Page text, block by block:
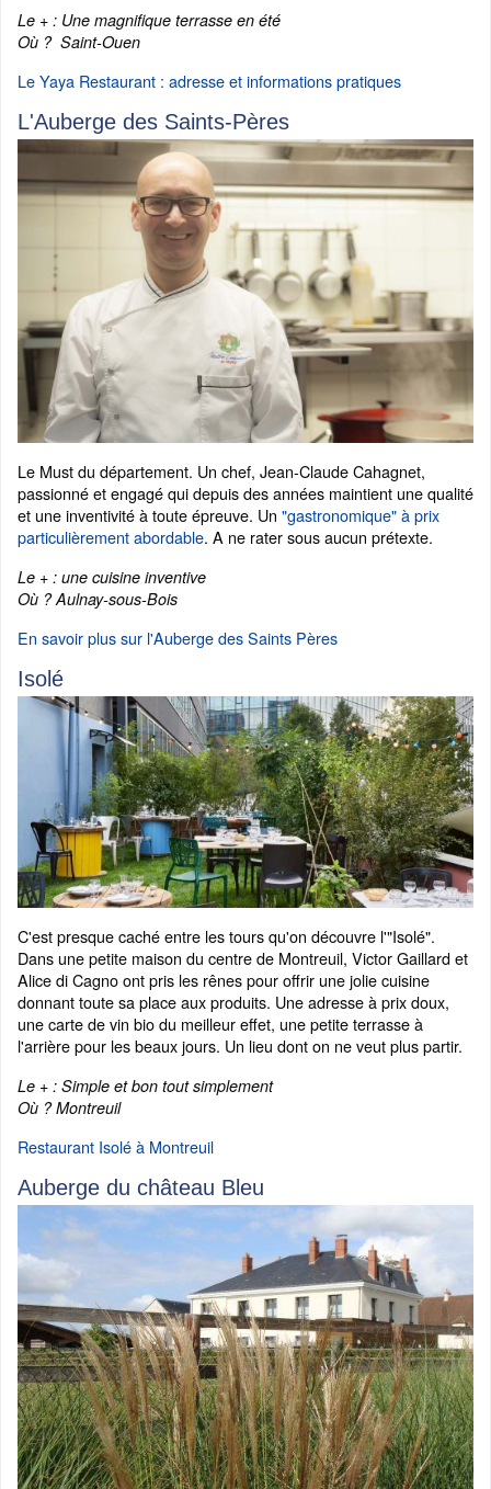
Le + : Une magnifique terrasse en été
Où ? Saint-Ouen
Le Yaya Restaurant : adresse et informations pratiques
L'Auberge des Saints-Pères
Le Must du département. Un chef, Jean-Claude Cahagnet,
passionné et engagé qui depuis des années maintient une qualité
et une inventivité à toute épreuve. Un "gastronomique" à prix
particulièrement abordable. A ne rater sous aucun prétexte.
Le + : une cuisine inventive
Où ? Aulnay-sous-Bois
En savoir plus sur l'Auberge des Saints Pères
Isolé
C'est presque caché entre les tours qu'on découvre l'"Isolé".
Dans une petite maison du centre de Montreuil, Victor Gaillard et
Alice di Cagno ont pris les rênes pour offrir une jolie cuisine
donnant toute sa place aux produits. Une adresse à prix doux,
une carte de vin bio du meilleur effet, une petite terrasse à
l'arrière pour les beaux jours. Un lieu dont on ne veut plus partir.
Le + : Simple et bon tout simplement
Où ? Montreuil
Restaurant Isolé à Montreuil
Auberge du château Bleu